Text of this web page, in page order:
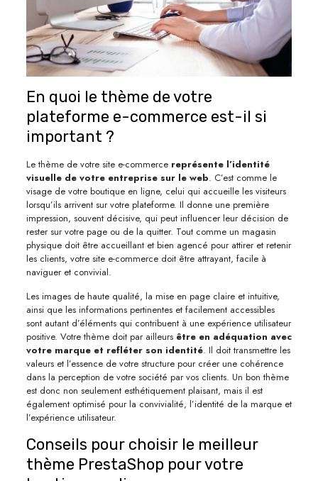
En quoi le thème de votre
plateforme e-commerce est-il si
important ?
Le thème de votre site e-commerce représente l’identité
visuelle de votre entreprise sur le web. C’est comme le
visage de votre boutique en ligne, celui qui accueille les visiteurs
lorsqu’ils arrivent sur votre plateforme. Il donne une première
impression, souvent décisive, qui peut influencer leur décision de
rester sur votre page ou de la quitter. Tout comme un magasin
physique doit être accueillant et bien agencé pour attirer et retenir
les clients, votre site e-commerce doit être attrayant, facile à
naviguer et convivial.
Les images de haute qualité, la mise en page claire et intuitive,
ainsi que les informations pertinentes et facilement accessibles
sont autant d’éléments qui contribuent à une expérience utilisateur
positive. Votre thème doit par ailleurs être en adéquation avec
votre marque et refléter son identité. Il doit transmettre les
valeurs et l’essence de votre structure pour créer une cohérence
dans la perception de votre société par vos clients. Un bon thème
est donc non seulement esthétiquement plaisant, mais il est
également optimisé pour la convivialité, l’identité de la marque et
l’expérience utilisateur.
Conseils pour choisir le meilleur
thème PrestaShop pour votre